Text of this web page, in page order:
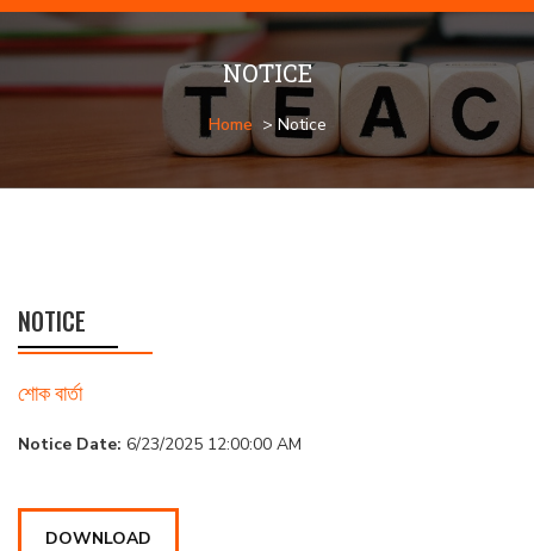
NOTICE
Home > Notice
NOTICE
শোক বার্তা
Notice Date: 6/23/2025 12:00:00 AM
DOWNLOAD